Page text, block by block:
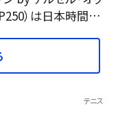
）は日本時間…
テニス